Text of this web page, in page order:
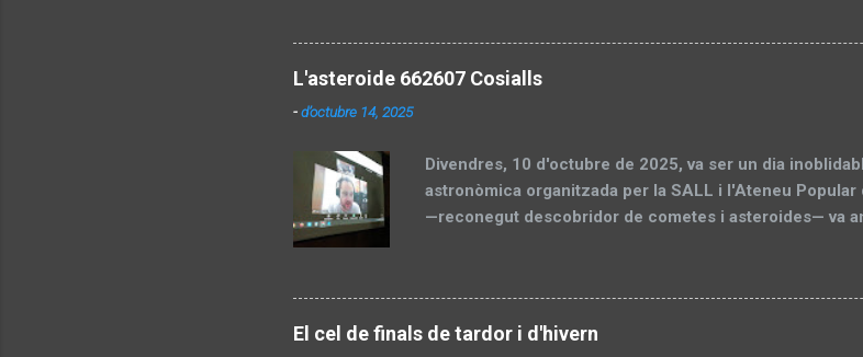
l'eclipsi, amb informació pràctica i explicacions
després amb un recull d'imatges capturades pels socis
(SALL). Part 1: Preparació per a l'eclipsi Visibilitat: Des
L'asteroide 662607 Cosialls
-d’octubre 14, 2025
Divendres, 10 d'octubre de 2025, va ser un dia
astronòmica organitzada per la SALL i l'Ateneu
—reconegut descobridor de cometes i asteroides— va
l'opinió del Working Group For Small Bodi
Astronomical Union ( IAU). L'asteroide el vam
qual cosa em va donar dret a posar-li nom), però les
El cel de finals de tardor i d'hivern